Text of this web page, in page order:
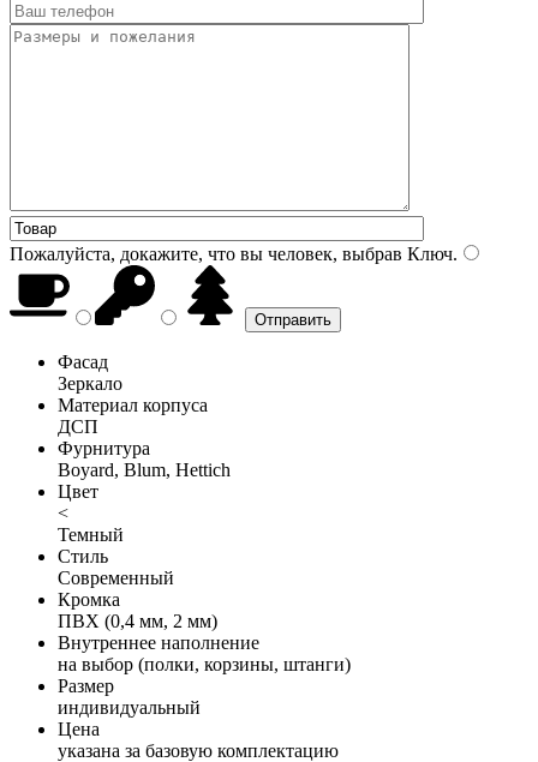
Пожалуйста, докажите, что вы человек, выбрав Ключ.
Фасад
Зеркало
Материал корпуса
ДСП
Фурнитура
Boyard, Blum, Hettich
Цвет
<
Темный
Стиль
Современный
Кромка
ПВХ (0,4 мм, 2 мм)
Внутреннее наполнение
на выбор (полки, корзины, штанги)
Размер
индивидуальный
Цена
указана за базовую комплектацию